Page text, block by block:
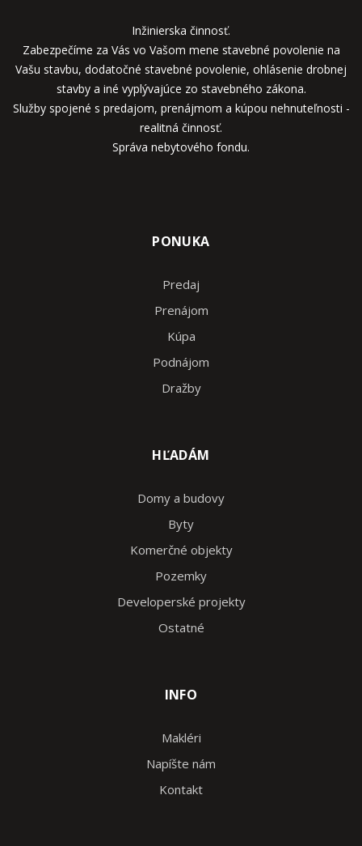
Inžinierska činnosť.
Zabezpečíme za Vás vo Vašom mene stavebné povolenie na
Vašu stavbu, dodatočné stavebné povolenie, ohlásenie drobnej
stavby a iné vyplývajúce zo stavebného zákona.
Služby spojené s predajom, prenájmom a kúpou nehnuteľnosti -
realitná činnosť.
Správa nebytového fondu.
PONUKA
Predaj
Prenájom
Kúpa
Podnájom
Dražby
HĽADÁM
Domy a budovy
Byty
Komerčné objekty
Pozemky
Developerské projekty
Ostatné
INFO
Makléri
Napíšte nám
Kontakt